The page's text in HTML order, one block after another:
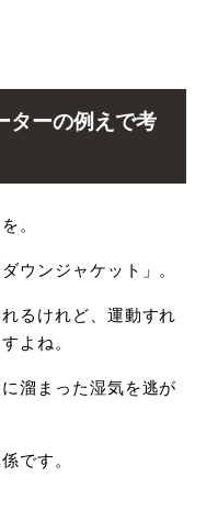
ターの例えで考
。
ウンジャケット」。
るけれど、運動すれ
よね。
溜まった湿気を逃が
です。